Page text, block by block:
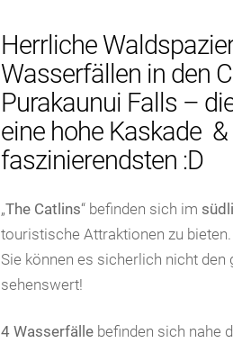
Herrliche
Wasserfällen in den
Purakaunui Falls –
eine hohe Kaskade
faszinierendsten :D
„The Catlins“ befinden sich im
touristische Attraktionen zu
Sie können es sicherlich nicht
sehenswert!
4 Wasserfälle befinden sich nahe